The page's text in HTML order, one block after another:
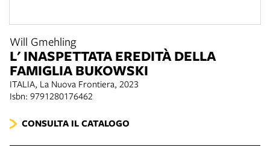
Will Gmehling
L' INASPETTATA EREDITÀ DELLA
FAMIGLIA BUKOWSKI
ITALIA, La Nuova Frontiera, 2023
Isbn: 9791280176462
CONSULTA IL CATALOGO